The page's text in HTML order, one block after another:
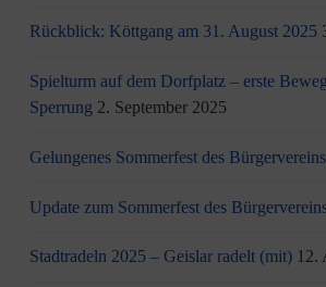
Rückblick: Köttgang am 31. August 2025
Spielturm auf dem Dorfplatz – erste
Sperrung 2. September 2025
Gelungenes Sommerfest des Bürgervereins
Update zum Sommerfest des
Stadtradeln 2025 – Geislar radelt (mit) 12.